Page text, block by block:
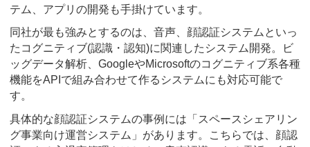
テム、アプリの開発も手掛けています。
同社が最も強みとするのは、音声、顔認証システムといっ
たコグニティブ(認識・認知)に関連したシステム開発。ビ
ッグデータ解析、GoogleやMicrosoftのコグニティブ系各種
機能をAPIで組み合わせて作るシステムにも対応可能で
す。
具体的な顔認証システムの事例には「スペースシェアリン
グ事業向け運営システム」があります。こちらでは、顔認